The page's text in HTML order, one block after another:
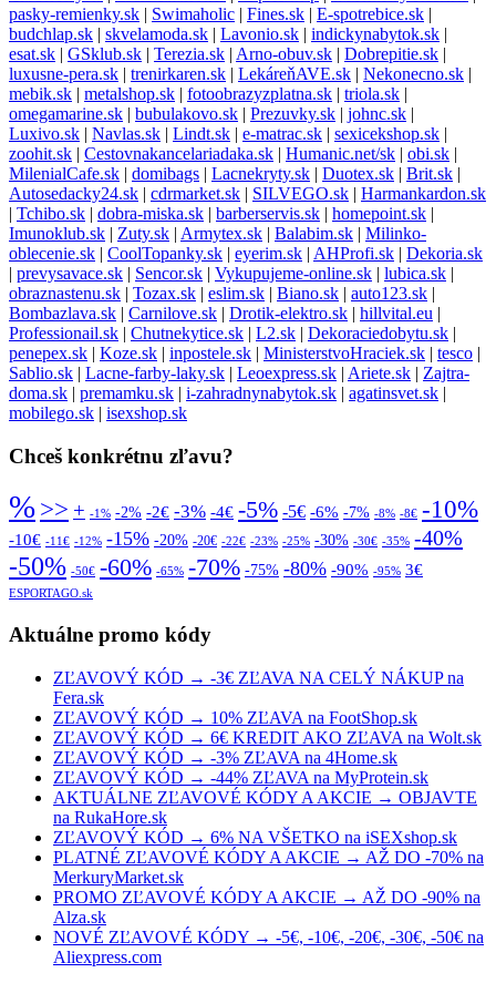
pasky-remienky.sk | Swimaholic | Fines.sk | E-spotrebice.sk |
budchlap.sk | skvelamoda.sk | Lavonio.sk | indickynabytok.sk |
esat.sk | GSklub.sk | Terezia.sk | Arno-obuv.sk | Dobrepitie.sk |
luxusne-pera.sk | trenirkaren.sk | LekáreňAVE.sk | Nekonecno.sk |
mebik.sk | metalshop.sk | fotoobrazyzplatna.sk | triola.sk |
omegamarine.sk | bubulakovo.sk | Prezuvky.sk | johnc.sk |
Luxivo.sk | Navlas.sk | Lindt.sk | e-matrac.sk | sexicekshop.sk |
zoohit.sk | Cestovnakancelariadaka.sk | Humanic.net/sk | obi.sk |
MilenialCafe.sk | domibags | Lacnekryty.sk | Duotex.sk | Brit.sk |
Autosedacky24.sk | cdrmarket.sk | SILVEGO.sk | Harmankardon.sk
| Tchibo.sk | dobra-miska.sk | barberservis.sk | homepoint.sk |
Imunoklub.sk | Zuty.sk | Armytex.sk | Balabim.sk | Milinko-
oblecenie.sk | CoolTopanky.sk | eyerim.sk | AHProfi.sk | Dekoria.sk
| prevysavace.sk | Sencor.sk | Vykupujeme-online.sk | lubica.sk |
obraznastenu.sk | Tozax.sk | eslim.sk | Biano.sk | auto123.sk |
Bombazlava.sk | Carnilove.sk | Drotik-elektro.sk | hillvital.eu |
Professionail.sk | Chutnekytice.sk | L2.sk | Dekoraciedobytu.sk |
penepex.sk | Koze.sk | inpostele.sk | MinisterstvoHraciek.sk | tesco |
Sablio.sk | Lacne-farby-laky.sk | Leoexpress.sk | Ariete.sk | Zajtra-
doma.sk | premamku.sk | i-zahradnynabytok.sk | agatinsvet.sk |
mobilego.sk | isexshop.sk
Chceš konkrétnu zľavu?
%>> + -1% -2% -2€ -3% -4€ -5% -5€ -6% -7% -8% -8€ -10%
-10€ -11€ -12% -15% -20% -20€ -22€ -23% -25% -30% -30€ -35% -40%
-50% -50€ -60% -65% -70% -75% -80% -90% -95% 3€
ESPORTAGO.sk
Aktuálne promo kódy
ZĽAVOVÝ KÓD → -3€ ZĽAVA NA CELÝ NÁKUP na
Fera.sk
ZĽAVOVÝ KÓD → 10% ZĽAVA na FootShop.sk
ZĽAVOVÝ KÓD → 6€ KREDIT AKO ZĽAVA na Wolt.sk
ZĽAVOVÝ KÓD → -3% ZĽAVA na 4Home.sk
ZĽAVOVÝ KÓD → -44% ZĽAVA na MyProtein.sk
AKTUÁLNE ZĽAVOVÉ KÓDY A AKCIE → OBJAVTE
na RukaHore.sk
ZĽAVOVÝ KÓD → 6% NA VŠETKO na iSEXshop.sk
PLATNÉ ZĽAVOVÉ KÓDY A AKCIE → AŽ DO -70% na
MerkuryMarket.sk
PROMO ZĽAVOVÉ KÓDY A AKCIE → AŽ DO -90% na
Alza.sk
NOVÉ ZĽAVOVÉ KÓDY → -5€, -10€, -20€, -30€, -50€ na
Aliexpress.com